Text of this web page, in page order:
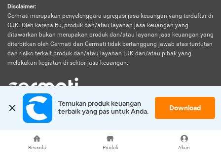
Beranda Produk Akun
Disclaimer:
Cermati merupakan penyelenggara agregasi jasa keuangan yang terdaftar di
OJK. Oleh karena itu, produk dan/atau layanan jasa keuangan yang
ditawarkan bukan merupakan produk dan/atau layanan jasa keuangan yang
diterbitkan oleh Cermati dan Cermati tidak bertanggung jawab atas tuntutan
dan risiko terkait produk dan/atau layanan LJK dan/atau pihak yang
melakukan kegiatan di sektor jasa keuangan.
© 2026 Cermati. All Rights Reserved.
Temukan produk keuangan
terbaik yang pas untuk Anda.
Download